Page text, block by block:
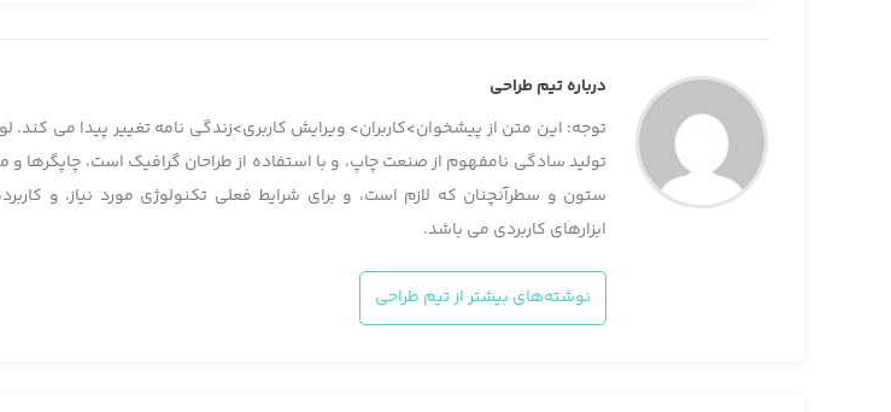
درباره تیم طراحی
توجه: این متن از پیشخوان>کاربران> ویرایش کاربری>زندگی نامه تغییر پیدا می
تولید سادگی نامفهوم از صنعت چاپ، و با استفاده از طراحان گرافیک است، چاپگرها و
ستون و سطرآنچنان که لازم است، و برای شرایط فعلی تکنولوژی مورد نیاز، و
ابزارهای کاربردی می باشد.
نوشته‌های بیشتر از تیم طراحی